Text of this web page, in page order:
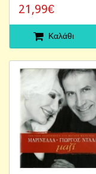
21,99€
Καλάθι